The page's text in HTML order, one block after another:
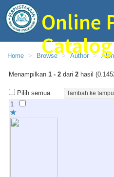
Online
Catalog
Home Browse Author
Menampilkan 1 - 2 dari 2 hasil
Pilih semua
1